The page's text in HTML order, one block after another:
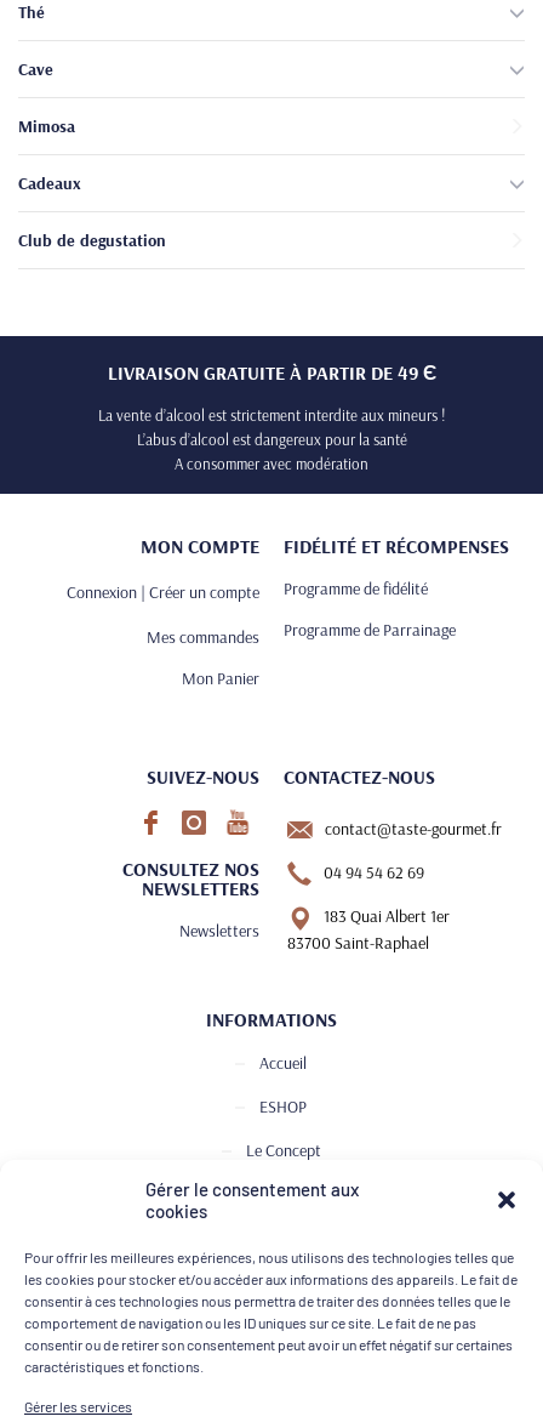
Gérer le consentement aux
cookies
Pour offrir les meilleures expériences, nous utilisons des technologies telles que
les cookies pour stocker et/ou accéder aux informations des appareils. Le fait de
consentir à ces technologies nous permettra de traiter des données telles que le
comportement de navigation ou les ID uniques sur ce site. Le fait de ne pas
consentir ou de retirer son consentement peut avoir un effet négatif sur certaines
caractéristiques et fonctions.
Gérer les services
Thé
Cave
Mimosa
Cadeaux
Club de degustation
LIVRAISON GRATUITE À PARTIR DE 49 Є
La vente d’alcool est strictement interdite aux mineurs !
L’abus d’alcool est dangereux pour la santé
A consommer avec modération
MON COMPTE
Connexion | Créer un compte
Mes commandes
Mon Panier
FIDÉLITÉ ET RÉCOMPENSES
Programme de fidélité
Programme de Parrainage
SUIVEZ-NOUS
CONSULTEZ NOS
NEWSLETTERS
Newsletters
CONTACTEZ-NOUS
contact@taste-gourmet.fr
04 94 54 62 69
183 Quai Albert 1er
83700 Saint-Raphael
INFORMATIONS
Accueil
ESHOP
Le Concept
Club de Dégustation
Contact
MOYENS DE PAIEMENT